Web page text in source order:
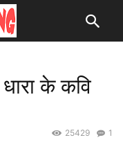
के कवि
1
25429